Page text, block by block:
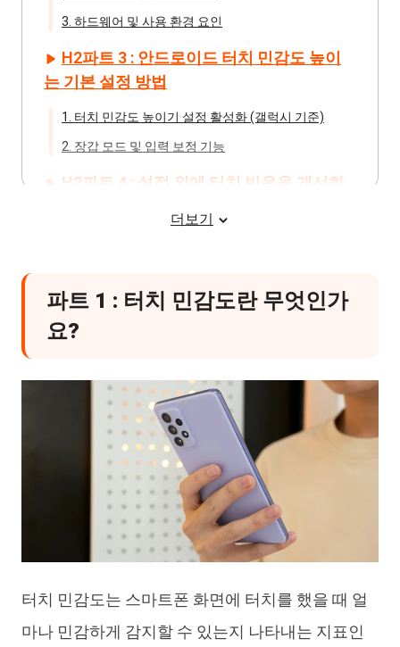
3. 하드웨어 및 사용 환경 요인
H2파트 3 : 안드로이드 터치 민감도 높이
는 기본 설정 방법
1. 터치 민감도 높이기 설정 활성화 (갤럭시 기준)
2. 장갑 모드 및 입력 보정 기능
H2파트 4 : 설정 외에 터치 반응을 개선하
H2파트 5 : 안드로이드 업데이트 후 터치
가 둔해졌을 때
2. 일반 설정으로 해결되지 않는 경우
H2파트 6 : 안드로이드 시스템 오류로 터
치 문제가 발생할 때
H2결론
더보기
파트 1 : 터치 민감도란 무엇인가
요?
터치 민감도는 스마트폰 화면에 터치를 했을 때 얼
마나 민감하게 감지할 수 있는지 나타내는 지표인